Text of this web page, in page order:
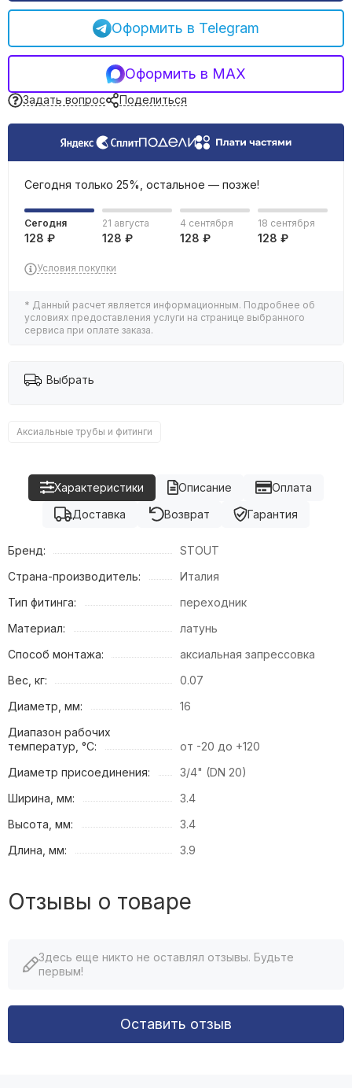
REHAU трубы и фитинги
Фильтрация воды
Оформить в Telegram
Оформить в MAX
Задать вопрос Поделиться
Сегодня только 25%, остальное — позже!
Сегодня
128 ₽
21 августа
128 ₽
4 сентября
128 ₽
18 сентября
128 ₽
Условия покупки
* Данный расчет является информационным. Подробнее об
условиях предоставления услуги на странице выбранного
сервиса при оплате заказа.
Выбрать
Аксиальные трубы и фитинги
Описание
Характеристики
Оплата
Доставка
Возврат Гарантия
Бренд:
STOUT
Страна-производитель:
Италия
Тип фитинга:
переходник
Материал:
латунь
Способ монтажа:
аксиальная запрессовка
Вес, кг:
0.07
Диаметр, мм:
16
Диапазон рабочих
температур, °С:
от -20 до +120
Диаметр присоединения:
3/4" (DN 20)
Ширина, мм:
3.4
Высота, мм:
3.4
Длина, мм:
3.9
Отзывы о товаре
Здесь еще никто не оставлял отзывы. Будьте
первым!
Оставить отзыв